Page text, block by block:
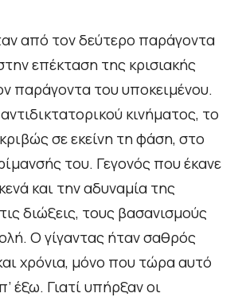
από τον δεύτερο παράγοντα
επέκταση της κρισιακής
παράγοντα του υποκειμένου.
κινήματος, το
σε εκείνη τη φάση, στο
του. Γεγονός που έκανε
και την αδυναμία της
διώξεις, τους βασανισμούς
Ο γίγαντας ήταν σαθρός
χρόνια, μόνο που τώρα αυτό
έξω. Γιατί υπήρξαν οι